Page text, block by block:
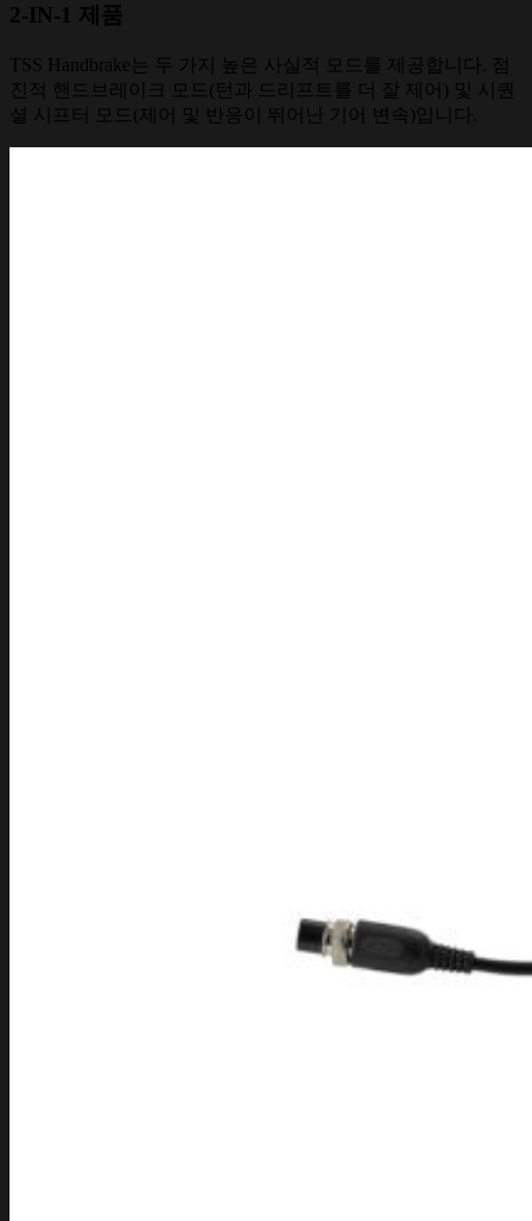
2-IN-1 제품
TSS Handbrake는 두 가지 높은 사실적 모드를 제공합니다. 점
진적 핸드브레이크 모드(턴과 드리프트를 더 잘 제어) 및 시퀀
셜 시프터 모드(제어 및 반응이 뛰어난 기어 변속)입니다.